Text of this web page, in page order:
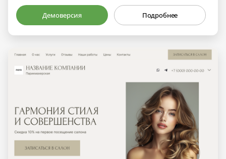
Демоверсия Подробнее